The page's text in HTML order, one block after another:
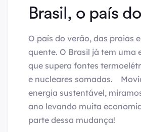
Brasil, o país
O país do verão, das praias
quente. O Brasil já tem uma
que supera fontes
e nucleares somadas.⠀
energia sustentável,
ano levando muita
parte dessa mudança!